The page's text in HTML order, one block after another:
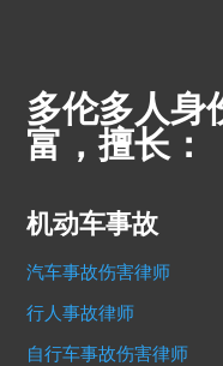
多伦多人身
富，擅长：
机动车事故
汽车事故伤害律师
行人事故律师
自行车事故伤害律师